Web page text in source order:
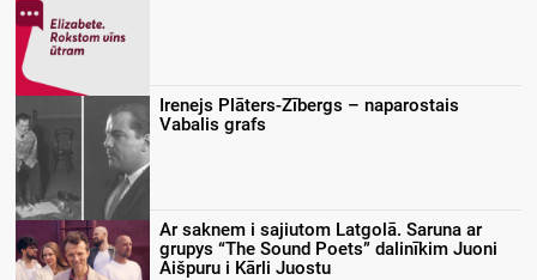
Irenejs Plāters-Zībergs – naparostais
Vabalis grafs
Ar saknem i sajiutom Latgolā. Saruna ar
grupys “The Sound Poets” dalinīkim Juoni
Aišpuru i Kārli Juostu